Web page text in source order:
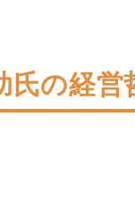
の経営